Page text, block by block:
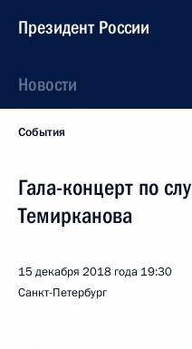
Президент России
Новости
События
Гала-концерт по
Темирканова
15 декабря 2018 года 19:30
Санкт-Петербург